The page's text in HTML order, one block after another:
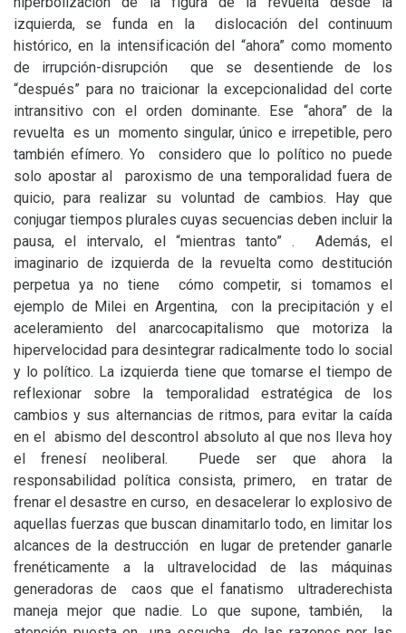
izquierda, se funda en la dislocación del continuum
histórico, en la intensificación del “ahora” como momento
de irrupción-disrupción que se desentiende de los
“después” para no traicionar la excepcionalidad del corte
intransitivo con el orden dominante. Ese “ahora” de la
revuelta es un momento singular, único e irrepetible, pero
también efímero. Yo considero que lo político no puede
solo apostar al paroxismo de una temporalidad fuera de
quicio, para realizar su voluntad de cambios. Hay que
conjugar tiempos plurales cuyas secuencias deben incluir la
pausa, el intervalo, el “mientras tanto” . Además, el
imaginario de izquierda de la revuelta como destitución
perpetua ya no tiene cómo competir, si tomamos el
ejemplo de Milei en Argentina, con la precipitación y el
aceleramiento del anarcocapitalismo que motoriza la
hipervelocidad para desintegrar radicalmente todo lo social
y lo político. La izquierda tiene que tomarse el tiempo de
reflexionar sobre la temporalidad estratégica de los
cambios y sus alternancias de ritmos, para evitar la caída
en el abismo del descontrol absoluto al que nos lleva hoy
el frenesí neoliberal. Puede ser que ahora la
responsabilidad política consista, primero, en tratar de
frenar el desastre en curso, en desacelerar lo explosivo de
aquellas fuerzas que buscan dinamitarlo todo, en limitar los
alcances de la destrucción en lugar de pretender ganarle
frenéticamente a la ultravelocidad de las máquinas
generadoras de caos que el fanatismo ultraderechista
maneja mejor que nadie. Lo que supone, también, la